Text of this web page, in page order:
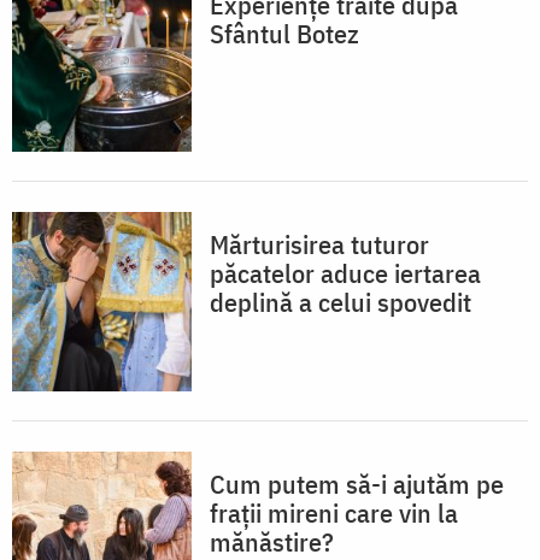
Sfântul Botez
Mărturisirea tuturor
păcatelor aduce iertarea
deplină a celui spovedit
Cum putem să-i ajutăm pe
frații mireni care vin la
mănăstire?